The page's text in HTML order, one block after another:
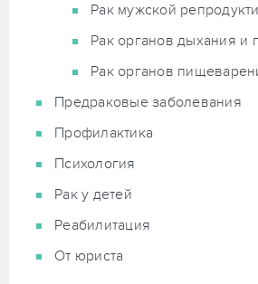
Рак мужской
Рак органов дыхания и
Рак органов
Предраковые заболевания
Профилактика
Психология
Рак у детей
Реабилитация
От юриста